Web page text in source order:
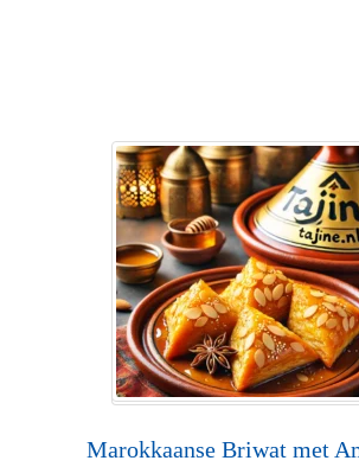
Marokkaanse Briwat met